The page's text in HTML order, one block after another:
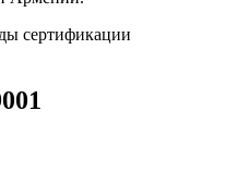
сертификации